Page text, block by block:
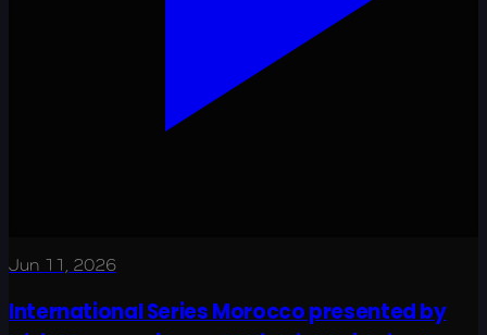
Jun 11, 2026
International Series Morocco presented by